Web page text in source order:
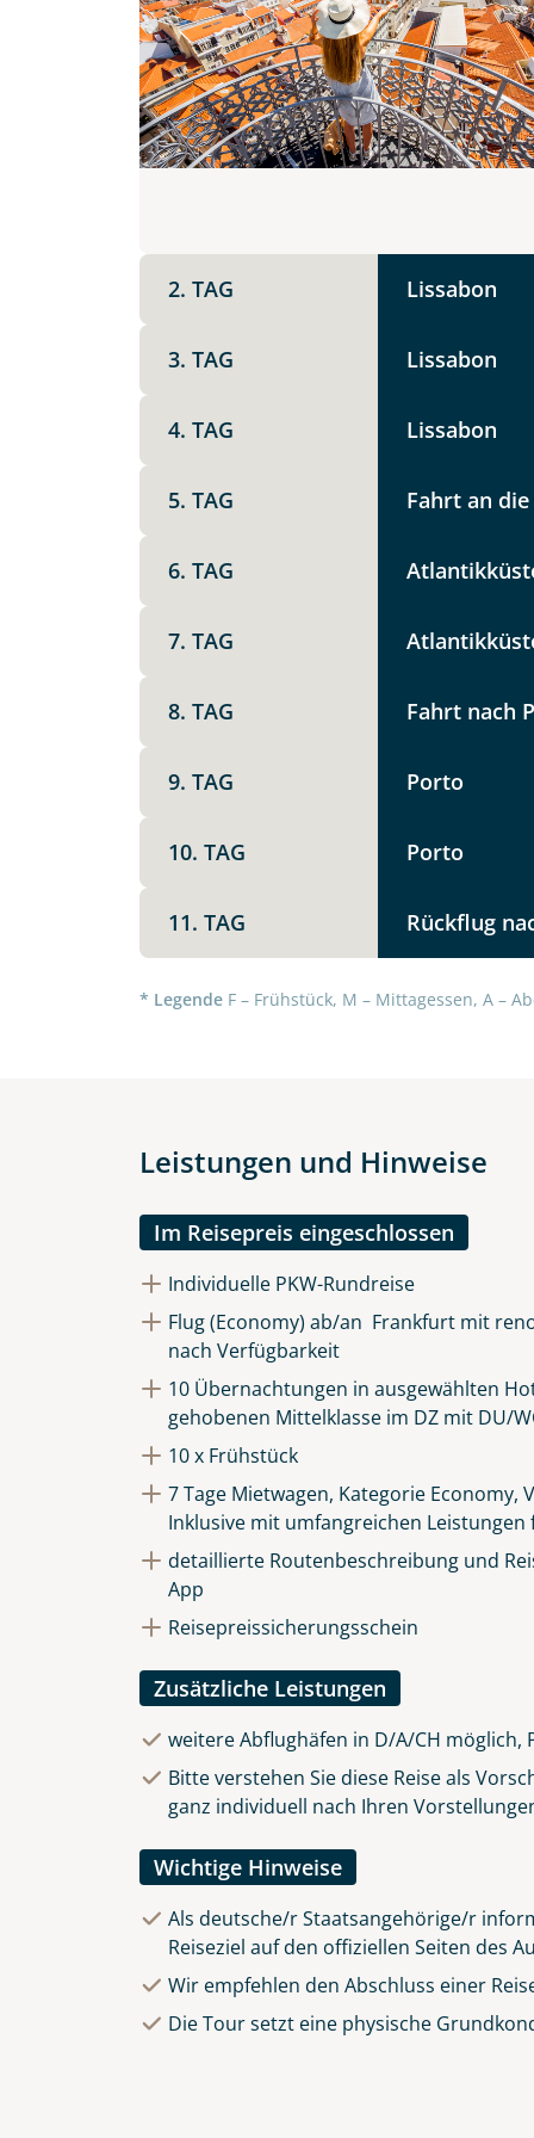
Teile diese
Facebook
Telegram
Link kopieren
2. TAG Lissabon
3. TAG Lissabon
4. TAG Lissabon
5. TAG Fahrt an
6. TAG
7. TAG
8. TAG Fahrt nach
9. TAG Porto
10. TAG Porto
11. TAG Rückflug
* Legende F – Frühstück, M – Mittagessen, A –
Leistungen und Hinweise
Im Reisepreis eingeschlossen
Individuelle PKW-Rundreise
Flug (Economy) ab/an Frankfurt mit
nach Verfügbarkeit
10 Übernachtungen in ausgewählten
gehobenen Mittelklasse im DZ mit DU/
10 x Frühstück
7 Tage Mietwagen, Kategorie Economy,
Inklusive mit umfangreichen Leistungen
detaillierte Routenbeschreibung und
App
Reisepreissicherungsschein
Zusätzliche Leistungen
weitere Abflughäfen in D/A/CH möglich,
Bitte verstehen Sie diese Reise als
ganz individuell nach Ihren
Wichtige Hinweise
Als deutsche/r Staatsangehörige/r
Reiseziel auf den offiziellen Seiten des
Wir empfehlen den Abschluss einer
Die Tour setzt eine physische
Anzahl Erwachsener
Unterkunft
Reisebeginn
Option 1
Datenschutz & Transparenz
Datenschutzerklärungund